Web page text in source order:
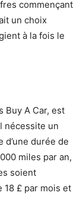
commençant
un choix
à la fois le
Buy A Car, est
nécessite un
durée de
miles par an,
soient
18 £ par mois et